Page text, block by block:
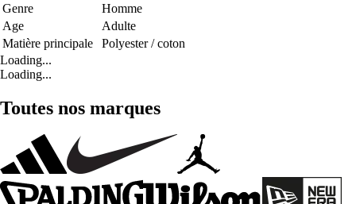
Genre
Homme
Age
Adulte
Matière principale
Polyester / coton
Loading...
Loading...
Toutes nos marques